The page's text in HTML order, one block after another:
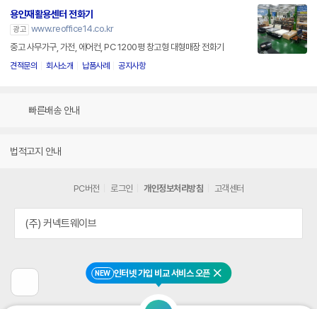
NEW 인터넷 가입 비교 서비스 오픈 닫기
용인재활용센터 전화기
광고 www.reoffice14.co.kr
중고 사무가구, 가전, 에어컨, PC 1200평 창고형 대형매장 전화기
견적문의 회사소개 납품사례 공지사항
빠른배송 안내
법적고지 안내
전
페
PC버전 로그인 개인정보처리방침 고객센터
(주) 커넥트웨이브